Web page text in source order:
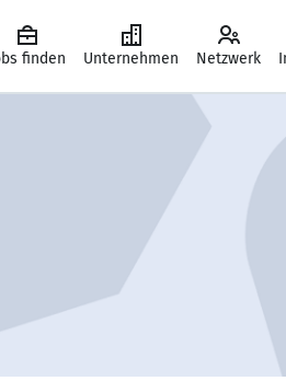
finden Unternehmen Netzwerk